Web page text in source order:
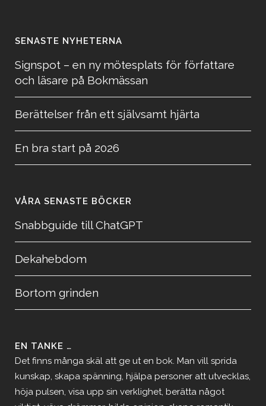
SENASTE NYHETERNA
Signspot – en ny mötesplats för författare
och läsare på Bokmässan
Berättelser från ett självsamt hjärta
En bra start på 2026
VÅRA SENASTE BÖCKER
Snabbguide till ChatGPT
Dekahebdom
Bortom grinden
EN TANKE …
Det finns många skäl att ge ut en bok. Man vill sprida
kunskap, skapa spänning, hjälpa personer att utvecklas,
höja pulsen, visa upp sin verklighet, berätta något